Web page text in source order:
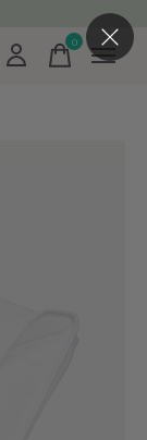
0items